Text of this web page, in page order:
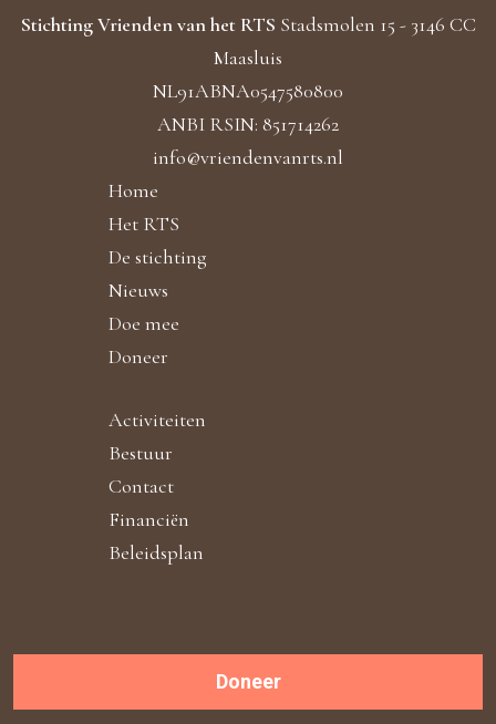
Stichting Vrienden van het RTS Stadsmolen 15 - 3146 CC
Maasluis
NL91ABNA0547580800
ANBI RSIN: 851714262
info@vriendenvanrts.nl
Home
Het RTS
De stichting
Nieuws
Doe mee
Doneer
Activiteiten
Bestuur
Contact
Financiën
Beleidsplan
Doneer